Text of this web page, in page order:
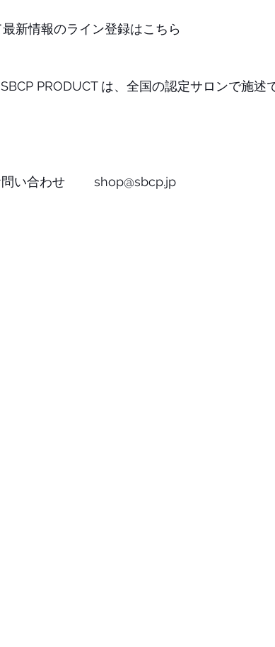
新情報のライン登録はこちら
PRODUCT は、全国の認定サロンで施述
い合わせ　　 shop@sbcp.jp